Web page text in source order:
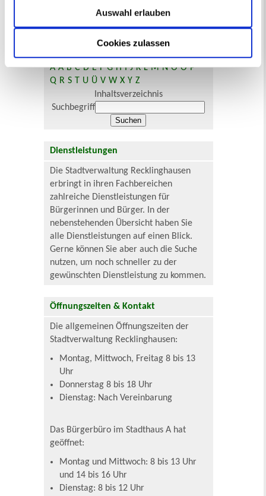
Cookies zulassen
Auswahl erlauben
aus Kategorie Dienstleistungen
Sie suchen...
A Ä B C D E F G H I J K L M N O Ö P
Q R S T U Ü V W X Y Z
Inhaltsverzeichnis
Suchbegriff
Dienstleistungen
Die Stadtverwaltung Recklinghausen
erbringt in ihren Fachbereichen
zahlreiche Dienstleistungen für
Bürgerinnen und Bürger. In der
nebenstehenden Übersicht haben Sie
alle Dienstleistungen auf einen Blick.
Gerne können Sie aber auch die Suche
nutzen, um noch schneller zu der
gewünschten Dienstleistung zu kommen.
Öffnungszeiten & Kontakt
Die allgemeinen Öffnungszeiten der
Stadtverwaltung Recklinghausen:
Montag, Mittwoch, Freitag 8 bis 13
Uhr
Donnerstag 8 bis 18 Uhr
Dienstag: Nach Vereinbarung
Das Bürgerbüro im Stadthaus A hat
geöffnet:
Montag und Mittwoch: 8 bis 13 Uhr
und 14 bis 16 Uhr
Dienstag: 8 bis 12 Uhr